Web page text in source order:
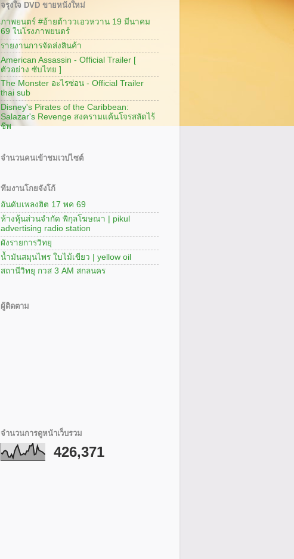
จรุงใจ DVD ขายหนังใหม่
ภาพยนตร์ #อ้ายต้าววเอวหวาน 19 มีนาคม
69 ในโรงภาพยนตร์
รายงานการจัดส่งสินค้า
American Assassin - Official Trailer [
ตัวอย่าง ซับไทย ]
The Monster อะไรซ่อน - Official Trailer
thai sub
Disney's Pirates of the Caribbean:
Salazar's Revenge สงครามแค้นโจรสลัดไร้
ชีพ
จำนวนคนเข้าชมเวปไซต์
ทีมงานโกยจังโก้
อันดับเพลงฮิต 17 พค 69
ห้างหุ้นส่วนจำกัด พิกุลโฆษณา | pikul
advertising radio station
ผังรายการวิทยุ
น้ำมันสมุนไพร ใบไม้เขียว | yellow oil
สถานีวิทยุ กวส 3 AM สกลนคร
ผู้ติดตาม
จำนวนการดูหน้าเว็บรวม
426,371